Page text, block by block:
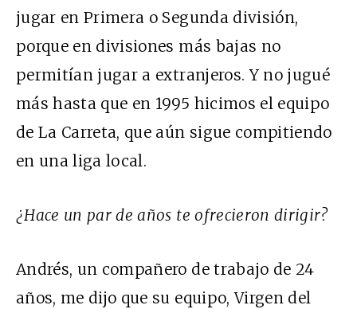
jugar en Primera o Segunda división,
porque en divisiones más bajas no
permitían jugar a extranjeros. Y no jugué
más hasta que en 1995 hicimos el equipo
de La Carreta, que aún sigue compitiendo
en una liga local.
¿Hace un par de años te ofrecieron dirigir?
Andrés, un compañero de trabajo de 24
años, me dijo que su equipo, Virgen del